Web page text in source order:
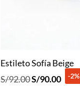
Estileto Sofía Beige
S/92.00El
S/90.00El-2%